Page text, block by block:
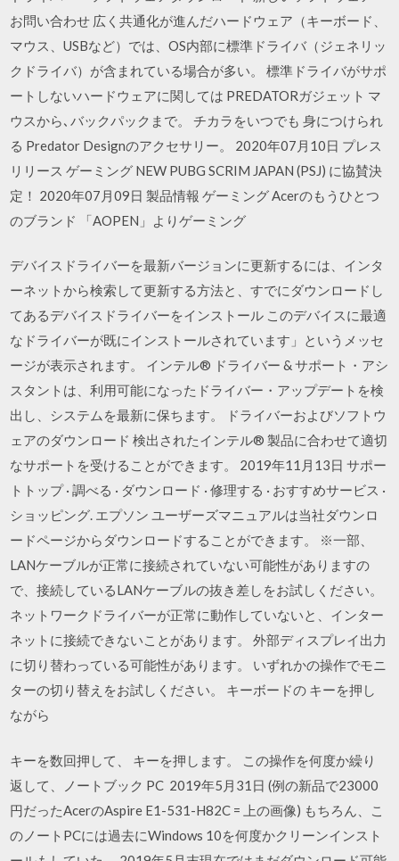
お問い合わせ 広く共通化が進んだハードウェア（キーボード、
マウス、USBなど）では、OS内部に標準ドライバ（ジェネリッ
クドライバ）が含まれている場合が多い。 標準ドライバがサポ
ートしないハードウェアに関しては PREDATORガジェット マ
ウスから､バックパックまで。 チカラをいつでも 身につけられ
る Predator Designのアクセサリー。 2020年07月10日 プレス
リリース ゲーミング NEW PUBG SCRIM JAPAN (PSJ) に協賛決
定！ 2020年07月09日 製品情報 ゲーミング Acerのもうひとつ
のブランド 「AOPEN」よりゲーミング
デバイスドライバーを最新バージョンに更新するには、インタ
ーネットから検索して更新する方法と、すでにダウンロードし
てあるデバイスドライバーをインストール このデバイスに最適
なドライバーが既にインストールされています」というメッセ
ージが表示されます。 インテル® ドライバー & サポート・アシ
スタントは、利用可能になったドライバー・アップデートを検
出し、システムを最新に保ちます。 ドライバーおよびソフトウ
ェアのダウンロード 検出されたインテル® 製品に合わせて適切
なサポートを受けることができます。 2019年11月13日 サポー
トトップ · 調べる · ダウンロード · 修理する · おすすめサービス ·
ショッピング. エプソン ユーザーズマニュアルは当社ダウンロ
ードページからダウンロードすることができます。 ※一部、
LANケーブルが正常に接続されていない可能性がありますの
で、接続しているLANケーブルの抜き差しをお試しください。
ネットワークドライバーが正常に動作していないと、インター
ネットに接続できないことがあります。 外部ディスプレイ出力
に切り替わっている可能性があります。 いずれかの操作でモニ
ターの切り替えをお試しください。 キーボードの キーを押し
ながら
キーを数回押して、 キーを押します。 この操作を何度か繰り
返して、ノートブック PC 2019年5月31日 (例の新品で23000
円だったAcerのAspire E1-531-H82C = 上の画像) もちろん、こ
のノートPCには過去にWindows 10を何度かクリーンインスト